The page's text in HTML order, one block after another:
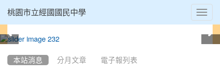
桃園市立經國國民中學
本站消息 分月文章 電子報列表